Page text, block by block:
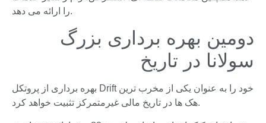
را ارائه می دهد.
دومین بهره برداری بزرگ
سولانا در تاریخ
بهره برداری از پروتکل Drift خود را به عنوان یکی از مخرب ترین
هک ها در تاریخ مالی غیرمتمرکز تثبیت خواهد کرد.